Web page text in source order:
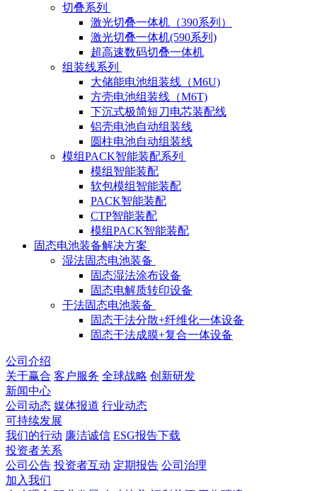
切叠系列
激光切叠一体机（390系列）
激光切叠一体机(590系列)
超高速数码切叠一体机
组装线系列
大储能电池组装线（M6U)
方壳电池组装线（M6T)
下沉式极简短刀电芯装配线
铝壳电池自动组装线
圆柱电池自动组装线
模组PACK智能装配系列
模组智能装配
软包模组智能装配
PACK智能装配
CTP智能装配
模组PACK智能装配
固态电池装备解决方案
湿法固态电池装备
固态湿法涂布设备
固态电解质转印设备
干法固态电池装备
固态干法分散+纤维化一体设备
固态干法成膜+复合一体设备
公司介绍
关于赢合 客户服务 全球战略 创新研发
新闻中心
公司动态 媒体报道 行业动态
可持续发展
我们的行动 廉洁诚信 ESG报告下载
投资者关系
公司公告 投资者互动 定期报告 公司治理
加入我们